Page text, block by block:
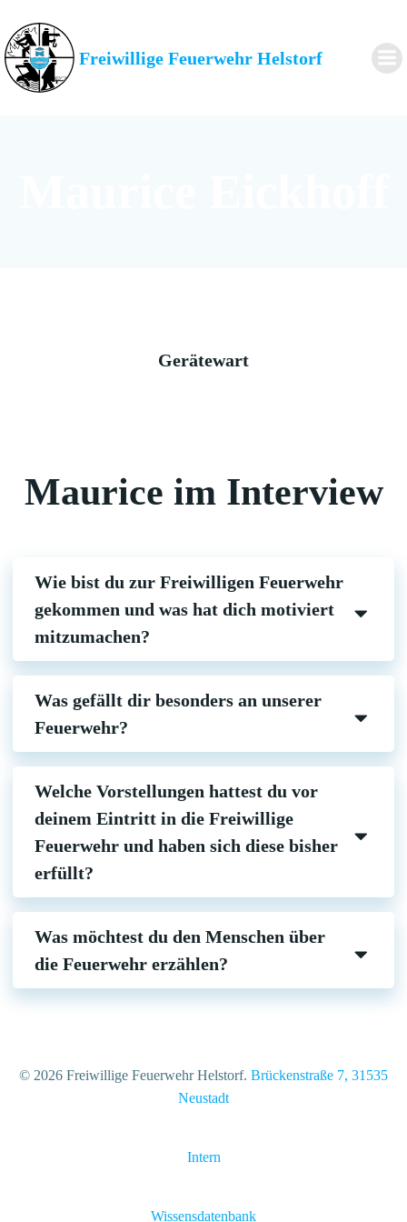
springen
Freiwillige Feuerwehr Helstorf
Gerätewart
Maurice im Interview
Wie bist du zur Freiwilligen Feuerwehr
gekommen und was hat dich motiviert
mitzumachen?
Was gefällt dir besonders an unserer
Feuerwehr?
Welche Vorstellungen hattest du vor
deinem Eintritt in die Freiwillige
Feuerwehr und haben sich diese bisher
erfüllt?
Was möchtest du den Menschen über
die Feuerwehr erzählen?
© 2026 Freiwillige Feuerwehr Helstorf. Brückenstraße 7, 31535
Neustadt
Intern
Wissensdatenbank